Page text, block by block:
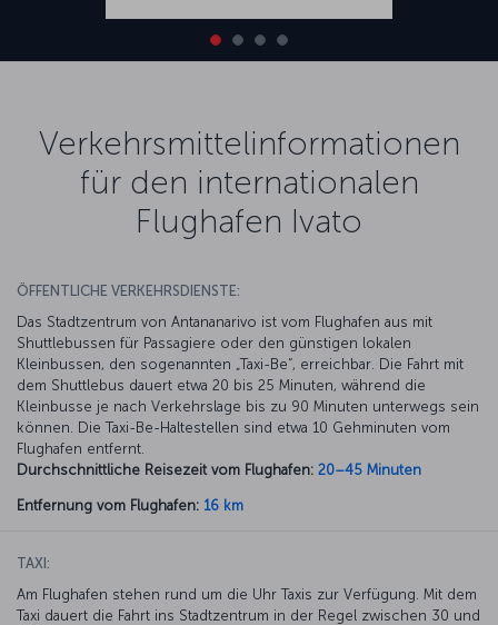
Verkehrsmittelinformationen
für den internationalen
Flughafen Ivato
ÖFFENTLICHE VERKEHRSDIENSTE:
Das Stadtzentrum von Antananarivo ist vom Flughafen aus mit
Shuttlebussen für Passagiere oder den günstigen lokalen
Kleinbussen, den sogenannten „Taxi-Be“, erreichbar. Die Fahrt mit
dem Shuttlebus dauert etwa 20 bis 25 Minuten, während die
Kleinbusse je nach Verkehrslage bis zu 90 Minuten unterwegs sein
können. Die Taxi-Be-Haltestellen sind etwa 10 Gehminuten vom
Flughafen entfernt.
Durchschnittliche Reisezeit vom Flughafen: 20–45 Minuten
Entfernung vom Flughafen: 16 km
TAXI:
Am Flughafen stehen rund um die Uhr Taxis zur Verfügung. Mit dem
Taxi dauert die Fahrt ins Stadtzentrum in der Regel zwischen 30 und